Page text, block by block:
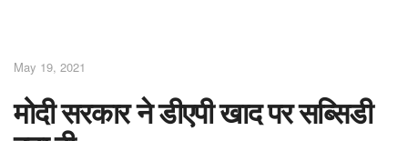
May 19, 2021
मोदी सरकार ने डीएपी खाद पर सब्सिडी